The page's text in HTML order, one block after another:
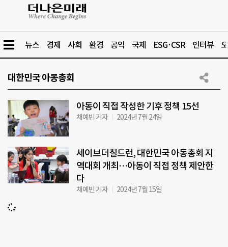
뉴스 경제 사회 환경 공익 국제 ESG·CSR 인터뷰
대한민국 아동총회
아동이 직접 작성한 기후 정책 15선
채예빈 기자 2024년 7월 24일
세이브더칠드런, 대한민국 아동총회 지
역대회 개최…아동이 직접 정책 제안한
다
채예빈 기자 2024년 7월 15일